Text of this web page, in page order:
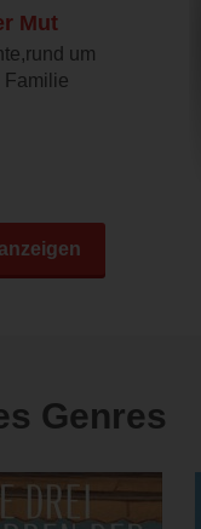
Mut
um
Familie
Genres